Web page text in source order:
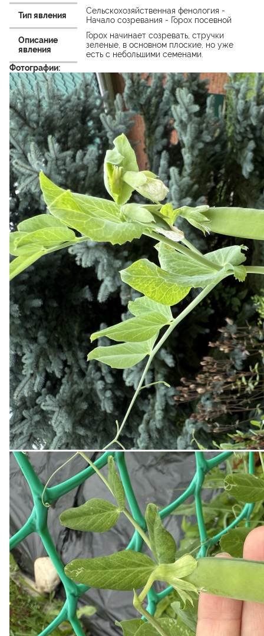
Тип явления
Сельскохозяйственная фенология -
Начало созревания - Горох посевной
Описание
явления
Горох начинает созревать, стручки
зеленые, в основном плоские, но уже
есть с небольшими семенами.
Фотографии: